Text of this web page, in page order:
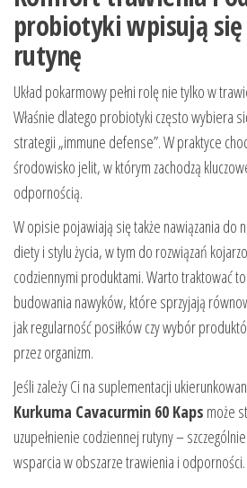
probiotyki wpisują się
rutynę
Układ pokarmowy pełni rolę nie tylko w
Właśnie dlatego probiotyki często wybiera
strategii „immune defense”. W praktyce
środowisko jelit, w którym zachodzą
odpornością.
W opisie pojawiają się także nawiązania do
diety i stylu życia, w tym do rozwiązań
codziennymi produktami. Warto traktować
budowania nawyków, które sprzyjają
jak regularność posiłków czy wybór
przez organizm.
Jeśli zależy Ci na suplementacji
Kurkuma Cavacurmin 60 Kaps może
uzupełnienie codziennej rutyny –
wsparcia w obszarze trawienia i odporności.